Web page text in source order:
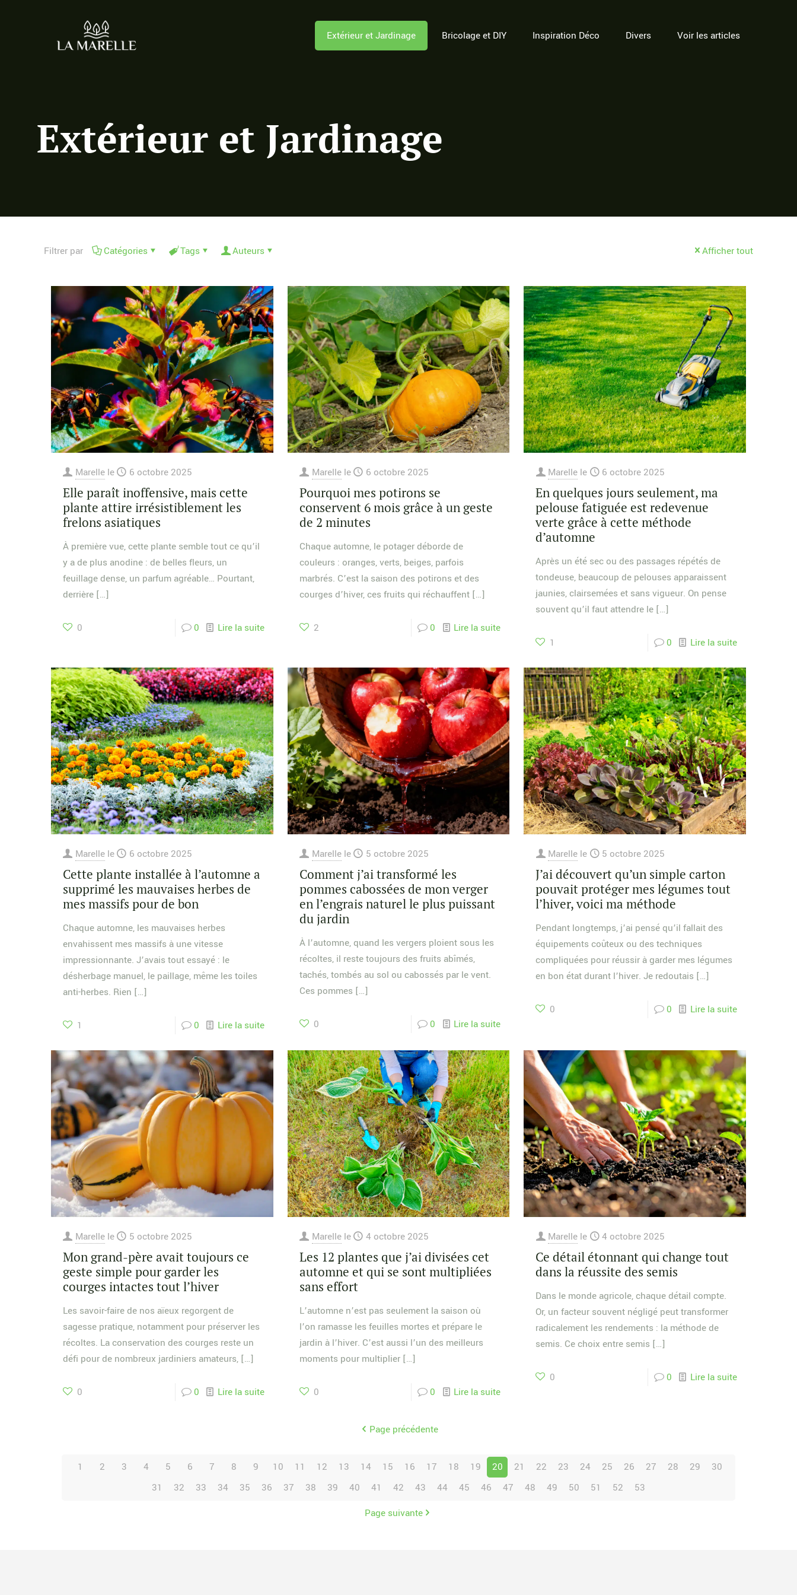
Extérieur et Jardinage Bricolage et DIY Inspiration Déco Divers Voir les articles
Extérieur et Jardinage
Filtrer par Catégories Tags Auteurs Afficher tout
Marelle le 6 octobre 2025
Elle paraît inoffensive, mais cette
plante attire irrésistiblement les
frelons asiatiques
À première vue, cette plante semble tout ce qu’il
y a de plus anodine : de belles fleurs, un
feuillage dense, un parfum agréable… Pourtant,
derrière[…]
0 0 Lire la suite
Marelle le 6 octobre 2025
Pourquoi mes potirons se
conservent 6 mois grâce à un geste
de 2 minutes
Chaque automne, le potager déborde de
couleurs : oranges, verts, beiges, parfois
marbrés. C’est la saison des potirons et des
courges d’hiver, ces fruits qui réchauffent[…]
2 0 Lire la suite
Marelle le 6 octobre 2025
En quelques jours seulement, ma
pelouse fatiguée est redevenue
verte grâce à cette méthode
d’automne
Après un été sec ou des passages répétés de
tondeuse, beaucoup de pelouses apparaissent
jaunies, clairsemées et sans vigueur. On pense
souvent qu’il faut attendre le […]
1 0 Lire la suite
Marelle le 6 octobre 2025
Cette plante installée à l’automne a
supprimé les mauvaises herbes de
mes massifs pour de bon
Chaque automne, les mauvaises herbes
envahissent mes massifs à une vitesse
impressionnante. J’avais tout essayé : le
désherbage manuel, le paillage, même les toiles
anti-herbes. Rien […]
1 0 Lire la suite
Marelle le 5 octobre 2025
Comment j’ai transformé les
pommes cabossées de mon verger
en l’engrais naturel le plus puissant
du jardin
À l’automne, quand les vergers ploient sous les
récoltes, il reste toujours des fruits abîmés,
tachés, tombés au sol ou cabossés par le vent.
Ces pommes […]
0 0 Lire la suite
Marelle le 5 octobre 2025
J’ai découvert qu’un simple carton
pouvait protéger mes légumes tout
l’hiver, voici ma méthode
Pendant longtemps, j’ai pensé qu’il fallait des
équipements coûteux ou des techniques
compliquées pour réussir à garder mes légumes
en bon état durant l’hiver. Je redoutais […]
0 0 Lire la suite
Marelle le 5 octobre 2025
Mon grand-père avait toujours ce
geste simple pour garder les
courges intactes tout l’hiver
Les savoir-faire de nos aïeux regorgent de
sagesse pratique, notamment pour préserver les
récoltes. La conservation des courges reste un
défi pour de nombreux jardiniers amateurs,[…]
0 0 Lire la suite
Marelle le 4 octobre 2025
Les 12 plantes que j’ai divisées cet
automne et qui se sont multipliées
sans effort
L’automne n’est pas seulement la saison où
l’on ramasse les feuilles mortes et prépare le
jardin à l’hiver. C’est aussi l’un des meilleurs
moments pour multiplier[…]
0 0 Lire la suite
Marelle le 4 octobre 2025
Ce détail étonnant qui change tout
dans la réussite des semis
Dans le monde agricole, chaque détail compte.
Or, un facteur souvent négligé peut transformer
radicalement les rendements : la méthode de
semis. Ce choix entre semis […]
0 0 Lire la suite
Page précédente
1 2 3 4 5 6 7 8 9 10 11 12 13 14 15 16 17 18 19 20 21 22 23 24 25 26 27 28 29
30
31
32 33 34 35 36 37 38 39 40 41 42 43 44 45 46 47 48 49 50 51 52
53
Page suivante